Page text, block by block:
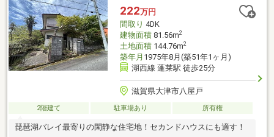
222万円
間取り 4DK
建物面積81.56m2
土地面積144.76m2
築年月 1975年8月(築51年1ヶ月)
湖西線 蓬莱駅 徒歩25分
滋賀県大津市八屋戸
2階建て 駐車場あり 所有権
琵琶湖バレイ最寄りの閑静な住宅地！セカンドハウスにも適す！